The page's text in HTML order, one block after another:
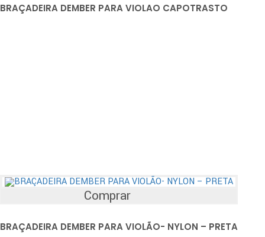
BRAÇADEIRA DEMBER PARA VIOLAO CAPOTRASTO
Comprar
BRAÇADEIRA DEMBER PARA VIOLÃO- NYLON – PRETA